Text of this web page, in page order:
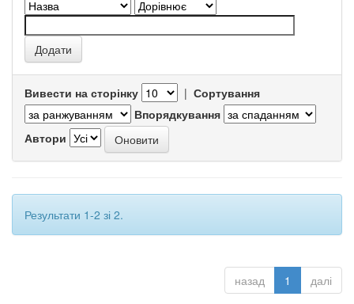
Вивести на сторінку | Сортування
Впорядкування
Автори
Результати 1-2 зі 2.
назад 1 далі